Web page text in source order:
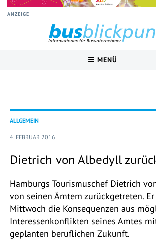
ANZEIGE
MENÜ
ALLGEMEIN
4. FEBRUAR 2016
Dietrich von Albedyll
Hamburgs Tourismuschef Dietrich
von seinen Ämtern zurückgetreten. Er
Mittwoch die Konsequenzen aus
Interessenkonflikten seines Amtes
geplanten beruflichen Zukunft.